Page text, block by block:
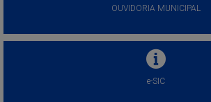
OUVIDORIA MUNICIPAL
e-SIC